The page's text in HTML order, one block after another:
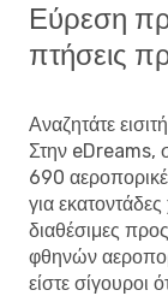
Εύρεση
πτήσεις
Αναζητάτε
Στην eDreams,
690
για
διαθέσιμες
φθηνών
είστε σίγουροι